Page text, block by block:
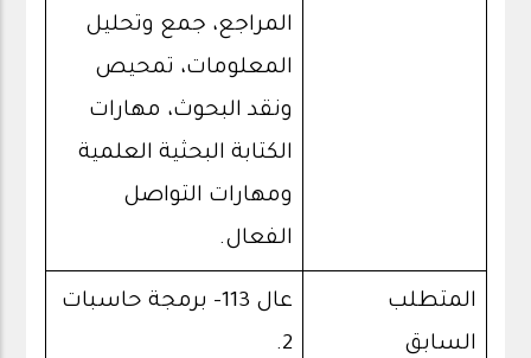
المراجع، جمع وتحليل
المعلومات، تمحيص
ونقد البحوث، مهارات
الكتابة البحثية العلمية
ومهارات التواصل
الفعال.
المتطلب
السابق
عال 113- برمجة حاسبات
2.